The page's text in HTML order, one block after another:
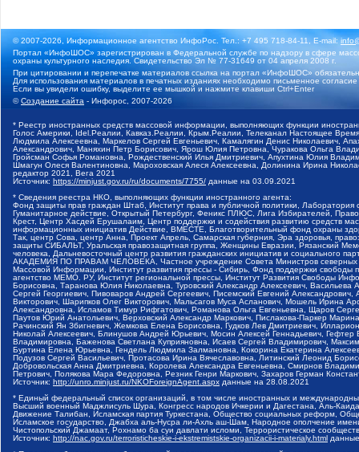
© 2007-2026, Информационное агентство ИнфоРос. Тел.: +7 495 718-84-11, E-mail:
Портал «ИнфоШОС» зарегистрирован в Федеральной службе по надзору в сфере
охраны культурного наследия. Свидетельство Эл № 77-31649 от 04 апреля 2008 г.
При цитировании и перепечатке материалов ссылка на портал «ИнфоШОС»
Для использования материалов в печатных изданиях необходимо письменное
Если вы увидели ошибку, выделите ее мышкой и нажмите клавиши Ctrl+Enter
©Создание сайта - Инфорос, 2007-2026
* Реестр иностранных средств массовой информации, выполняющих функции
Голос Америки, Idel.Реалии, Кавказ.Реалии, Крым.Реалии, Телеканал Настоящее
Людмила Алексеевна, Маркелов Сергей Евгеньевич, Камалягин Денис Николаевич,
Александрович, Маняхин Петр Борисович, Ярош Юлия Петровна, Чуракова Ольга
Гройсман Софья Романовна, Рождественский Илья Дмитриевич, Апухтина Юлия
Шмагун Олеся Валентиновна, Мароховская Алеся Алексеевна, Долинина Ирина
редактор 2021, Вега 2021
Источник: https://minjust.gov.ru/ru/documents/7755/ данные на 03.09.2021
* Сведения реестра НКО, выполняющих функции иностранного агента:
Фонд защиты прав граждан Штаб, Институт права и публичной политики,
Гуманитарное действие, Открытый Петербург, Феникс ПЛЮС, Лига Избирателей,
Крест, Центр Хасдей Ерушалаим, Центр поддержки и содействия развитию средств
информационных инициатив Действие, ВМЕСТЕ, Благотворительный фонд охраны
Так, центр Сова, центр Анна, Проект Апрель, Самарская губерния, Эра здоровья,
защиты СИБАЛЬТ, Уральская правозащитная группа, Женщины Евразии, Рязанский
человека, Дальневосточный центр развития гражданских инициатив и социального
АКАДЕМИЯ ПО ПРАВАМ ЧЕЛОВЕКА, Частное учреждение Совета Министров северных
Массовой Информации, Институт развития прессы - Сибирь, Фонд поддержки
агентство МЕМО. РУ, Институт региональной прессы, Институт Развития Свободы
Борисовна, Таранова Юлия Николаевна, Туровский Александр Алексеевич,
Сергей Георгиевич, Пивоваров Андрей Сергеевич, Писемский Евгений
Викторович, Шарипков Олег Викторович, Мальсагов Муса Асланович, Мошель Ирина
Александровна, Исламов Тимур Рифгатович, Романова Ольга Евгеньевна, Щаров
Паутов Юрий Анатольевич, Верховский Александр Маркович, Пислакова-Паркер
Рачинский Ян Збигневич, Жемкова Елена Борисовна, Гудков Лев Дмитриевич,
Николай Алексеевич, Блинушов Андрей Юрьевич, Мосин Алексей Геннадьевич,
Владимировна, Баженова Светлана Куприяновна, Исаев Сергей Владимирович,
Буртина Елена Юрьевна, Гендель Людмила Залмановна, Кокорина Екатерина
Подузов Сергей Васильевич, Протасова Ирина Вячеславовна, Литинский Леонид
Добровольская Анна Дмитриевна, Королева Александра Евгеньевна, Смирнов
Петрович, Полякова Мара Федоровна, Резник Генри Маркович, Захаров Герман
Источник: http://unro.minjust.ru/NKOForeignAgent.aspx данные на 28.08.2021
* Единый федеральный список организаций, в том числе иностранных и
Высший военный Маджлисуль Шура, Конгресс народов Ичкерии и Дагестана, Аль-
Движение Талибан, Исламская партия Туркестана, Общество социальных реформ,
Исламское государство, Джабха аль-Нусра ли-Ахль аш-Шам, Народное ополчение
Чистопольский Джамаат, Рохнамо ба суи давлати исломи, Террористическое
Источник: http://nac.gov.ru/terroristicheskie-i-ekstremistskie-organizacii-i-materialy.html